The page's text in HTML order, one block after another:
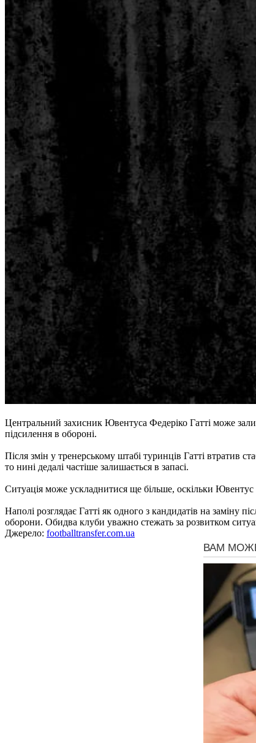
Центральний захисник Ювентуса Федеріко Гатті може
підсилення в обороні.
Після змін у тренерському штабі туринців Гатті втратив
то нині дедалі частіше залишається в запасі.
Ситуація може ускладнитися ще більше, оскільки
Наполі розглядає Гатті як одного з кандидатів на заміну
оборони. Обидва клуби уважно стежать за розвитком
Джерело: footballtransfer.com.ua